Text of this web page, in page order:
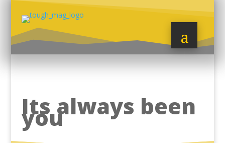
Its always been
you